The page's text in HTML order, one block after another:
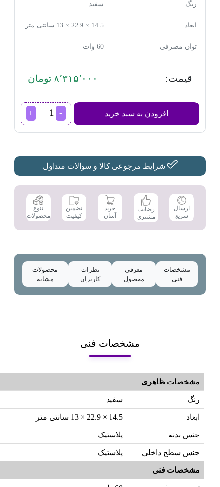
رنگ سفید
ابعاد 14.5 × 22.9 × 13 سانتی متر
توان مصرفی
قیمت: ۸٬۳۱۵٬۰۰۰ تومان
افزودن به سبد خرید
آب
مرکبات
CJ3050
عدد
شرایط مرجوعی کالا و سوالات متداول
ارسال
سریع
رضایت
مشتری
خرید
آسان
تضمین
کیفیت
تنوع
محصولات
مشخصات
فنی
معرفی
محصول
نظرات
کاربران
محصولات
مشابه
مشخصات فنی
مشخصات ظاهری
رنگ سفید
ابعاد 14.5 × 22.9 × 13 سانتی متر
جنس بدنه پلاستیک
جنس سطح داخلی پلاستیک
مشخصات فنی